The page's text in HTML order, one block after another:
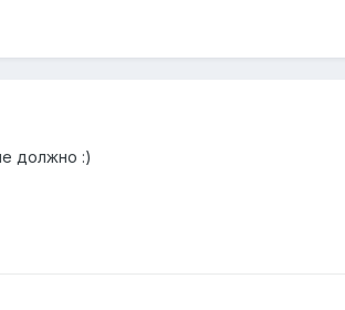
должно :)